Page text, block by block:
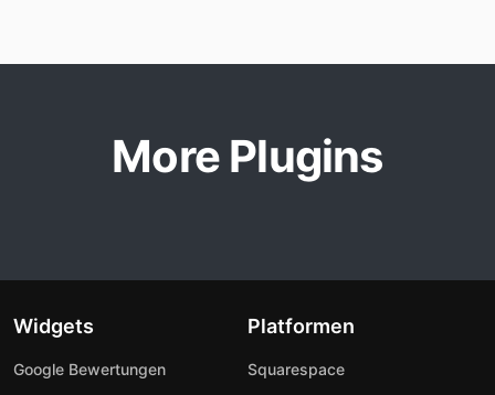
More Plugins
Widgets
Google Bewertungen
Platformen
Squarespace